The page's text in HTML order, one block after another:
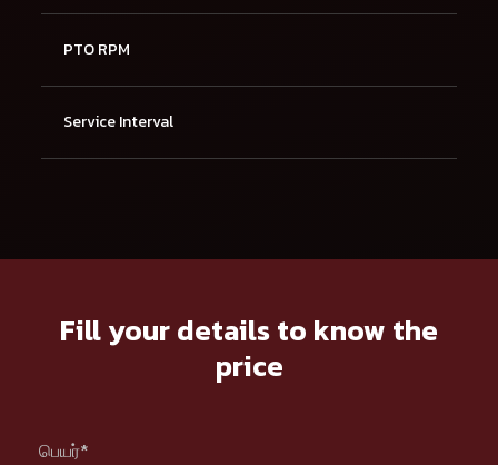
PTO RPM
Service Interval
Fill your details to know the
price
பெயர்*